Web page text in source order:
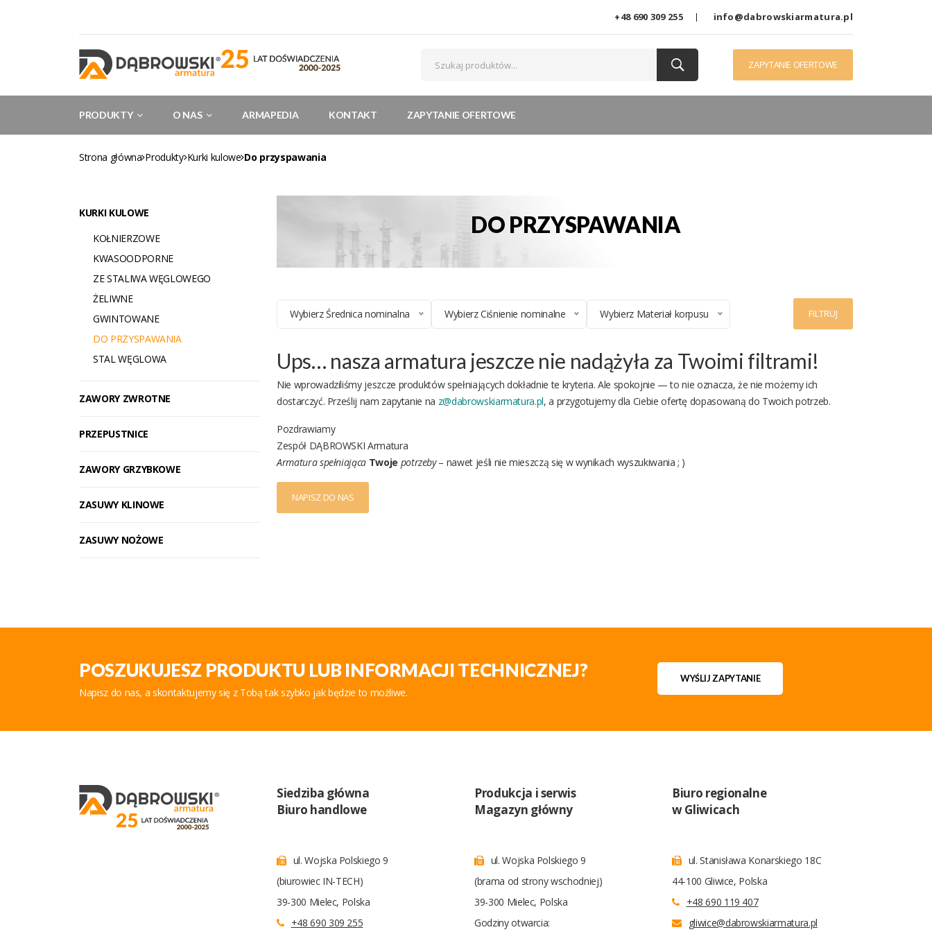
+48 690 309 255 info@dabrowskiarmatura.pl
ZAPYTANIE OFERTOWE
PRODUKTY O NAS ARMAPEDIA KONTAKT ZAPYTANIE OFERTOWE
Strona główna Produkty Kurki kulowe Do przyspawania
KURKI KULOWE
DO PRZYSPAWANIA
GWINTOWANE
KOŁNIERZOWE
KWASOODPORNE
STAL WĘGLOWA
ZE STALIWA WĘGLOWEGO
ŻELIWNE
PRZEPUSTNICE
ZASUWY KLINOWE
ZASUWY NOŻOWE
ZAWORY GRZYBKOWE
ZAWORY ZWROTNE
DO PRZYSPAWANIA
Wybierz Średnica nominalna Wybierz Ciśnienie nominalne Wybierz Materiał korpusu FILTRUJ
Ups… nasza armatura jeszcze nie nadążyła za Twoimi filtrami!
Nie wprowadziliśmy jeszcze produktów spełniających dokładnie te kryteria. Ale spokojnie — to nie oznacza, że nie możemy ich
dostarczyć. Prześlij nam zapytanie na z@dabrowskiarmatura.pl, a przygotujemy dla Ciebie ofertę dopasowaną do Twoich potrzeb.
Pozdrawiamy
Zespół DĄBROWSKI Armatura
Armatura spełniająca Twoje potrzeby– nawet jeśli nie mieszczą się w wynikach wyszukiwania ; )
NAPISZ DO NAS
POSZUKUJESZ PRODUKTU LUB INFORMACJI TECHNICZNEJ?
Napisz do nas, a skontaktujemy się z Tobą tak szybko jak będzie to możliwe.
WYŚLIJ ZAPYTANIE
Siedziba główna
Biuro handlowe
ul. Wojska Polskiego 9
(biurowiec IN-TECH)
39-300 Mielec, Polska
+48 690 309 255
Produkcja i serwis
Magazyn główny
ul. Wojska Polskiego 9
(brama od strony wschodniej)
39-300 Mielec, Polska
Godziny otwarcia:
Biuro regionalne
w Gliwicach
ul. Stanisława Konarskiego 18C
44-100 Gliwice, Polska
+48 690 119 407
gliwice@dabrowskiarmatura.pl